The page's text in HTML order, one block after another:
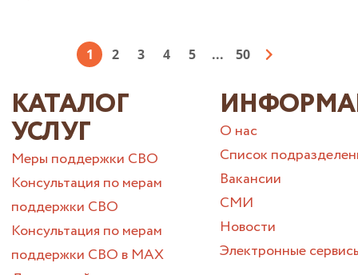
1 2 3 4 5 ... 50
КАТАЛОГ
УСЛУГ
Меры поддержки СВО
Консультация по мерам
поддержки СВО
Консультация по мерам
поддержки СВО в МАХ
О нас
Список
Вакансии
СМИ
Новости
Электронные